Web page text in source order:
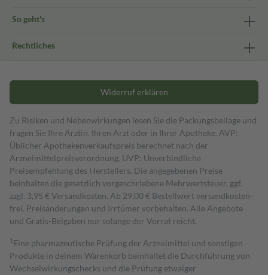
So geht's
Rechtliches
Widerruf erklären
Zu Risiken und Nebenwirkungen lesen Sie die Packungsbeilage und
fragen Sie Ihre Ärztin, Ihren Arzt oder in Ihrer Apotheke. AVP:
Üblicher Apothekenverkaufspreis berechnet nach der
Arzneimittelpreisverordnung. UVP: Unverbindliche
Preisempfehlung des Herstellers. Die angegebenen Preise
beinhalten die gesetzlich vorgeschriebene Mehrwertsteuer, ggf.
zzgl. 3,95 € Versandkosten. Ab 29,00 € Bestell­wert versand­kosten­
frei. Preisänderungen und Irrtümer vorbehalten. Alle Angebote
und Gratis-Beigaben nur solange der Vorrat reicht.
1 Eine pharmazeutische Prüfung der Arzneimittel und sonstigen
Produkte in deinem Warenkorb beinhaltet die Durchführung von
Wechselwirkungschecks und die Prüfung etwaiger